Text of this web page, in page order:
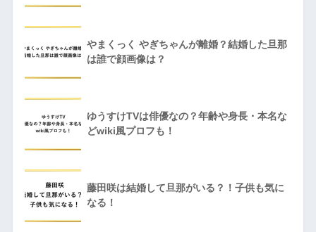
やまくっく やぎちゃんが離婚？結婚した旦那
は誰で顔画像は？
ゆうすけTVは俳優なの？年齢や身長・本名な
どwiki風プロフも！
藤田咲は結婚して旦那がいる？！子供も気に
なる！